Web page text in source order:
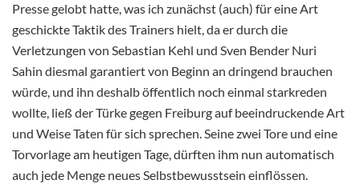
Presse gelobt hatte, was ich zunächst (auch) für eine Art
geschickte Taktik des Trainers hielt, da er durch die
Verletzungen von Sebastian Kehl und Sven Bender Nuri
Sahin diesmal garantiert von Beginn an dringend brauchen
würde, und ihn deshalb öffentlich noch einmal starkreden
wollte, ließ der Türke gegen Freiburg auf beeindruckende Art
und Weise Taten für sich sprechen. Seine zwei Tore und eine
Torvorlage am heutigen Tage, dürften ihm nun automatisch
auch jede Menge neues Selbstbewusstsein einflössen.